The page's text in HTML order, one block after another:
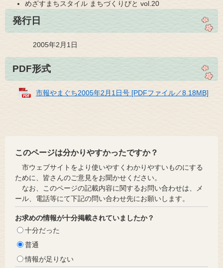
めざすまちスタイル まちづくりびと vol.20
発行日
2005年2月1日
PDF形式
市報やまぐち2005年2月1日号 [PDFファイル／8.18MB]
このページは分かりやすかったですか？
市ウェブサイトをより使いやすくわかりやすいものにする
ために、皆さんのご意見をお聞かせください。
なお、このページの記載内容に関するお問い合わせは、メ
ール、電話等にて下記の問い合わせ先にお願いします。
お求めの情報が十分掲載されていましたか？
十分だった
普通
情報が足りない